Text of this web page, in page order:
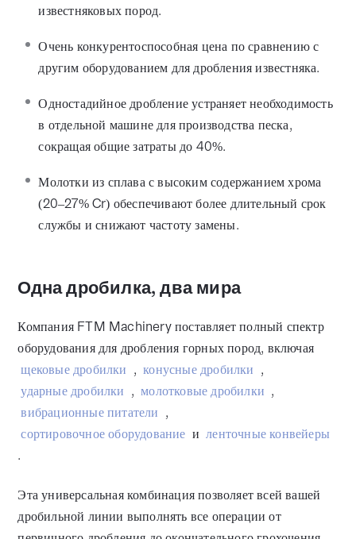
известняковых пород.
Очень конкурентоспособная цена по сравнению с
другим оборудованием для дробления известняка.
Одностадийное дробление устраняет необходимость
в отдельной машине для производства песка,
сокращая общие затраты до 40%.
Молотки из сплава с высоким содержанием хрома
(20–27% Cr) обеспечивают более длительный срок
службы и снижают частоту замены.
Одна дробилка, два мира
Компания FTM Machinery поставляет полный спектр
оборудования для дробления горных пород, включая
щековые дробилки , конусные дробилки ,
ударные дробилки , молотковые дробилки ,
вибрационные питатели ,
сортировочное оборудование и ленточные конвейеры
.
Эта универсальная комбинация позволяет всей вашей
дробильной линии выполнять все операции от